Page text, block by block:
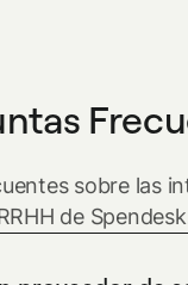
sobre las
de